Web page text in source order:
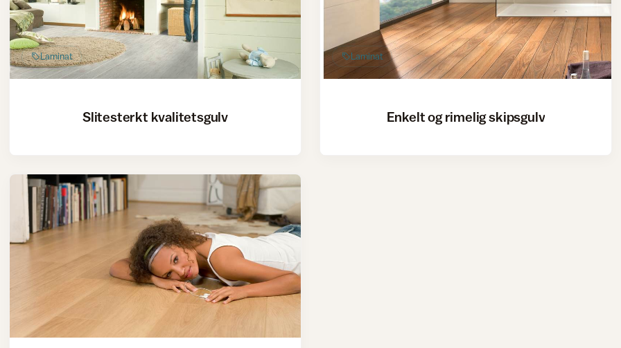
Laminat
Slitesterkt kvalitetsgulv
Laminat
Enkelt og rimelig skipsgulv